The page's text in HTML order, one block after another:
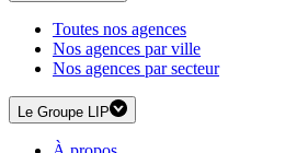
Toutes nos agences
Nos agences par ville
Nos agences par secteur
Le Groupe LIP